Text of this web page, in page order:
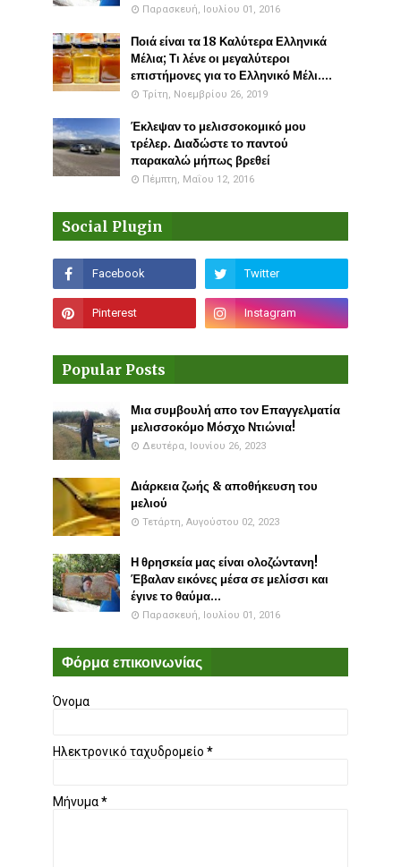
Παρασκευή, Ιουλίου 01, 2016
Ποιά είναι τα 18 Καλύτερα Ελληνικά
Μέλια; Τι λένε οι μεγαλύτεροι
επιστήμονες για το Ελληνικό Μέλι....
Τρίτη, Νοεμβρίου 26, 2019
Έκλεψαν το μελισσοκομικό μου
τρέλερ. Διαδώστε το παντού
παρακαλώ μήπως βρεθεί
Πέμπτη, Μαΐου 12, 2016
Social Plugin
Popular Posts
Μια συμβουλή απο τον Επαγγελματία
μελισσοκόμο Μόσχο Ντιώνια!
Δευτέρα, Ιουνίου 26, 2023
Διάρκεια ζωής & αποθήκευση του
μελιού
Τετάρτη, Αυγούστου 02, 2023
Η θρησκεία μας είναι ολοζώντανη!
Έβαλαν εικόνες μέσα σε μελίσσι και
έγινε το θαύμα...
Παρασκευή, Ιουλίου 01, 2016
Φόρμα επικοινωνίας
Όνομα
Ηλεκτρονικό ταχυδρομείο *
Μήνυμα*